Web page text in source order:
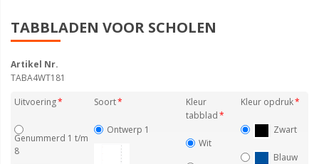
TABBLADEN VOOR SCHOLEN
Artikel Nr.
TABA4WT181
Uitvoering
Genummerd 1 t/m
8
Soort
Ontwerp 1
Kleur
tabblad
Wit
Kleur opdruk
Zwart
Blauw